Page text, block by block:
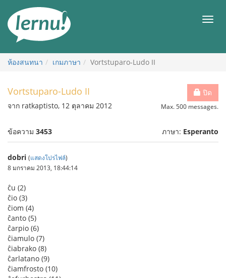
สารบัญ
เมนู
ห้องสนทนา เกมภาษา Vortstuparo-Ludo II
ปิด
Max. 500 messages.
Vortstuparo-Ludo II
จาก ratkaptisto, 12 ตุลาคม 2012
ข้อความ 3453 ภาษา: Esperanto
dobri (แสดงโปรไฟล์)
8 มกราคม 2013, 18:44:14
ĉu (2)
ĉio (3)
ĉiom (4)
ĉanto (5)
ĉarpio (6)
ĉiamulo (7)
ĉiabrako (8)
ĉarlatano (9)
ĉiamfrosto (10)